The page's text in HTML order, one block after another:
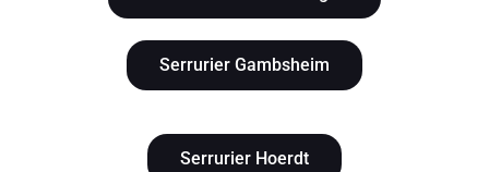
Serrurier Gambsheim
Serrurier Hoerdt